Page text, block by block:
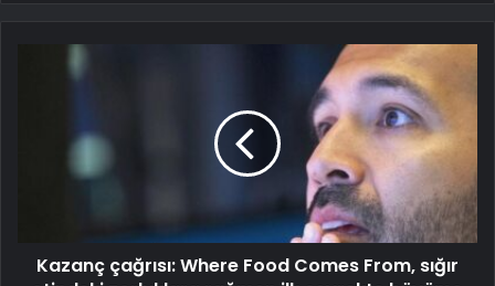
Kazanç çağrısı: Where Food Comes From, sığır